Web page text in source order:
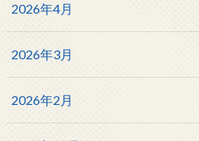
2026年4月
2026年3月
2026年2月